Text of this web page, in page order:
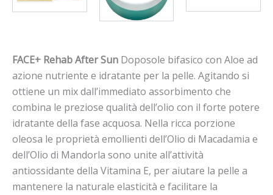
FACE+ Rehab After Sun Doposole bifasico con Aloe ad
azione nutriente e idratante per la pelle. Agitando si
ottiene un mix dall’immediato assorbimento che
combina le preziose qualità dell’olio con il forte potere
idratante della fase acquosa. Nella ricca porzione
oleosa le proprietà emollienti dell’Olio di Macadamia e
dell’Olio di Mandorla sono unite all’attività
antiossidante della Vitamina E, per aiutare la pelle a
mantenere la naturale elasticità e facilitare la